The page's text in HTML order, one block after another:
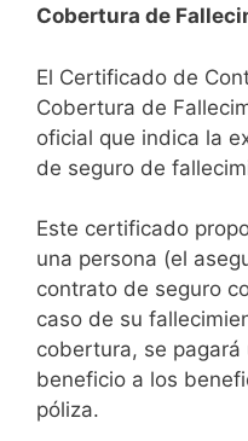
Cobertura de
El Certificado de
Cobertura de
oficial que indica la
de seguro de
Este certificado
una persona (el
contrato de seguro
caso de su
cobertura, se
beneficio a los
póliza.